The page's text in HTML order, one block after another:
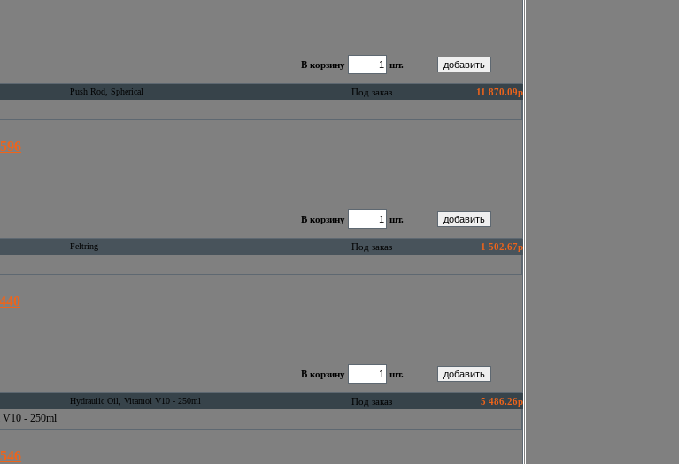
В корзину
шт.
Push Rod, Spherical Под заказ 11 870.09р
В корзину шт.
Feltring Под заказ 1 502.67р
В корзину шт.
Hydraulic Oil, Vitamol V10 - 250ml Под заказ 5 486.26р
V10 - 250ml